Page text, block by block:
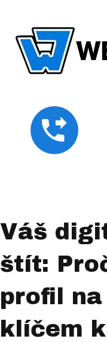
Váš
štít:
profil na
klíčem